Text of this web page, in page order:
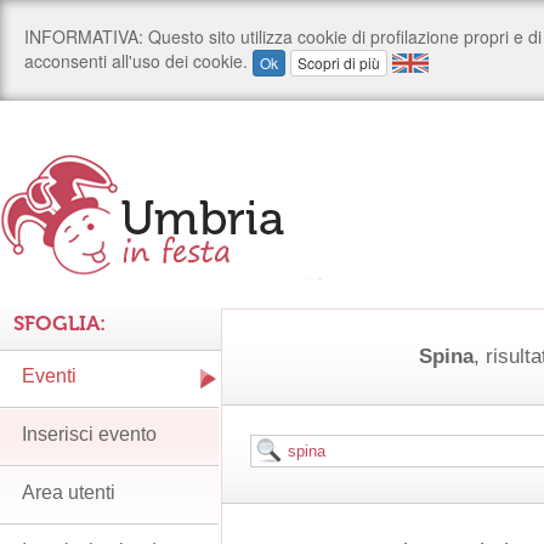
Spina,
SFOGLIA:
Eventi
Inserisci evento
Area utenti